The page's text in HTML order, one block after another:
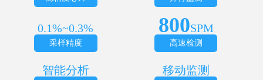
0.1%~0.3%
采样精度
800SPM
高速检测
智能分析 移动监测